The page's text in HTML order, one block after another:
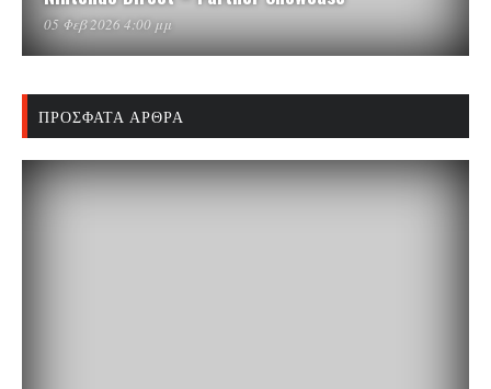
05 Φεβ 2026 4:00 μμ
ΠΡΌΣΦΑΤΑ ΆΡΘΡΑ